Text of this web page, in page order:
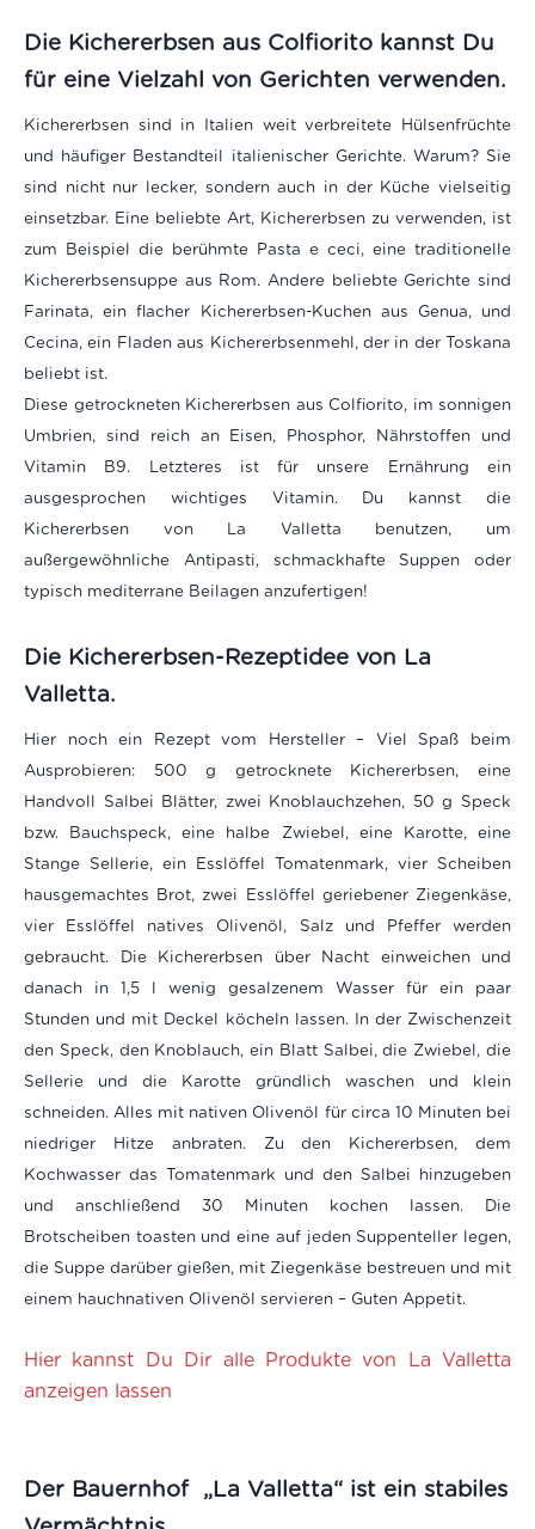
Die Kichererbsen aus Colfiorito kannst Du
für eine Vielzahl von Gerichten verwenden.
Kichererbsen sind in Italien weit verbreitete Hülsenfrüchte
und häufiger Bestandteil italienischer Gerichte. Warum? Sie
sind nicht nur lecker, sondern auch in der Küche vielseitig
einsetzbar. Eine beliebte Art, Kichererbsen zu verwenden, ist
zum Beispiel die berühmte Pasta e ceci, eine traditionelle
Kichererbsensuppe aus Rom. Andere beliebte Gerichte sind
Farinata, ein flacher Kichererbsen-Kuchen aus Genua, und
Cecina, ein Fladen aus Kichererbsenmehl, der in der Toskana
beliebt ist.
Diese getrockneten Kichererbsen aus Colfiorito, im sonnigen
Umbrien, sind reich an Eisen, Phosphor, Nährstoffen und
Vitamin B9. Letzteres ist für unsere Ernährung ein
ausgesprochen wichtiges Vitamin. Du kannst die
Kichererbsen von La Valletta benutzen, um
außergewöhnliche Antipasti, schmackhafte Suppen oder
typisch mediterrane Beilagen anzufertigen!
Die Kichererbsen-Rezeptidee von La
Valletta.
Hier noch ein Rezept vom Hersteller – Viel Spaß beim
Ausprobieren: 500 g getrocknete Kichererbsen, eine
Handvoll Salbei Blätter, zwei Knoblauchzehen, 50 g Speck
bzw. Bauchspeck, eine halbe Zwiebel, eine Karotte, eine
Stange Sellerie, ein Esslöffel Tomatenmark, vier Scheiben
hausgemachtes Brot, zwei Esslöffel geriebener Ziegenkäse,
vier Esslöffel natives Olivenöl, Salz und Pfeffer werden
gebraucht. Die Kichererbsen über Nacht einweichen und
danach in 1,5 l wenig gesalzenem Wasser für ein paar
Stunden und mit Deckel köcheln lassen. In der Zwischenzeit
den Speck, den Knoblauch, ein Blatt Salbei, die Zwiebel, die
Sellerie und die Karotte gründlich waschen und klein
schneiden. Alles mit nativen Olivenöl für circa 10 Minuten bei
niedriger Hitze anbraten. Zu den Kichererbsen, dem
Kochwasser das Tomatenmark und den Salbei hinzugeben
und anschließend 30 Minuten kochen lassen. Die
Brotscheiben toasten und eine auf jeden Suppenteller legen,
die Suppe darüber gießen, mit Ziegenkäse bestreuen und mit
einem hauchnativen Olivenöl servieren – Guten Appetit.
Hier kannst Du Dir alle Produkte von La Valletta
anzeigen lassen
Der Bauernhof „La Valletta“ ist ein stabiles